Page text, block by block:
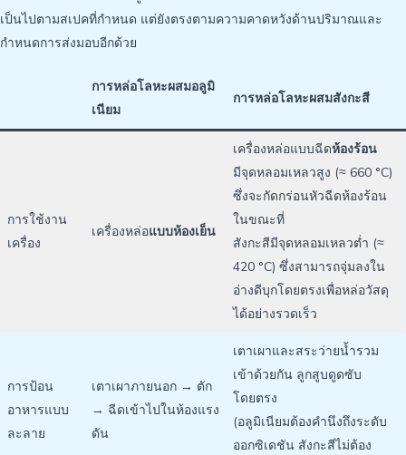
เป็นไปตามสเปคที่กำหนด แต่ยังตรงตามความคาดหวังด้านปริมาณและ
กำหนดการส่งมอบอีกด้วย
การหล่อโลหะผสมอลูมิ
เนียม
การหล่อโลหะผสมสังกะสี
การใช้งาน
เครื่อง
เครื่องหล่อแบบห้องเย็น
เครื่องหล่อแบบฉีดห้องร้อน
มีจุดหลอมเหลวสูง (≈ 660 °C)
ซึ่งจะกัดกร่อนหัวฉีดห้องร้อน
ในขณะที่
สังกะสีมีจุดหลอมเหลวต่ำ (≈
420 °C) ซึ่งสามารถจุ่มลงใน
อ่างดีบุกโดยตรงเพื่อหล่อวัสดุ
ได้อย่างรวดเร็ว
การป้อน
อาหารแบบ
ละลาย
เตาเผาภายนอก → ตัก
→ ฉีดเข้าไปในห้องแรง
ดัน
เตาเผาและสระว่ายน้ำรวม
เข้าด้วยกัน ลูกสูบดูดซับ
โดยตรง
(อลูมิเนียมต้องคำนึงถึงระดับ
ออกซิเดชัน สังกะสีไม่ต้อง